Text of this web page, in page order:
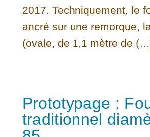
2017. Techniquement, le
ancré sur une remorque,
(ovale, de 1,1 mètre de
Prototypage :
traditionnel